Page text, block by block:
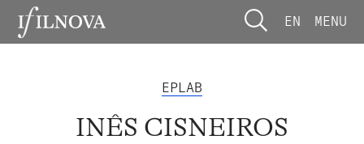
EN MENU
EPLAB
INÊS CISNEIROS